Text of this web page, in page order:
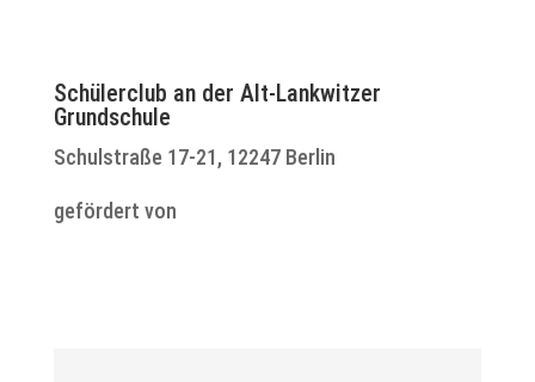
Schülerclub an der Alt-Lankwitzer
Grundschule
Schulstraße 17-21, 12247 Berlin
gefördert von